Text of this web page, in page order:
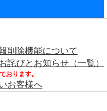
削除機能について
びとお知らせ（一覧）
おります。
お客様へ